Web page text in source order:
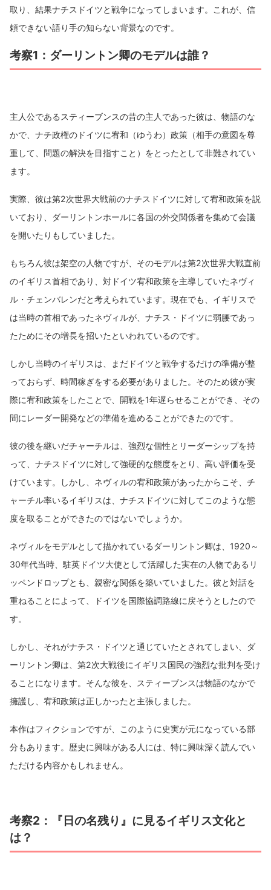
取り、結果ナチスドイツと戦争になってしまいます。これが、信
頼できない語り手の知らない背景なのです。
考察1：ダーリントン卿のモデルは誰？
主人公であるスティーブンスの昔の主人であった彼は、物語のな
かで、ナチ政権のドイツに宥和（ゆうわ）政策（相手の意図を尊
重して、問題の解決を目指すこと）をとったとして非難されてい
ます。
実際、彼は第2次世界大戦前のナチスドイツに対して宥和政策を説
いており、ダーリントンホールに各国の外交関係者を集めて会議
を開いたりもしていました。
もちろん彼は架空の人物ですが、そのモデルは第2次世界大戦直前
のイギリス首相であり、対ドイツ宥和政策を主導していたネヴィ
ル・チェンバレンだと考えられています。現在でも、イギリスで
は当時の首相であったネヴィルが、ナチス・ドイツに弱腰であっ
たためにその増長を招いたといわれているのです。
しかし当時のイギリスは、まだドイツと戦争するだけの準備が整
っておらず、時間稼ぎをする必要がありました。そのため彼が実
際に宥和政策をしたことで、開戦を1年遅らせることができ、その
間にレーダー開発などの準備を進めることができたのです。
彼の後を継いだチャーチルは、強烈な個性とリーダーシップを持
って、ナチスドイツに対して強硬的な態度をとり、高い評価を受
けています。しかし、ネヴィルの宥和政策があったからこそ、チ
ャーチル率いるイギリスは、ナチスドイツに対してこのような態
度を取ることができたのではないでしょうか。
ネヴィルをモデルとして描かれているダーリントン卿は、1920～
30年代当時、駐英ドイツ大使として活躍した実在の人物であるリ
ッペンドロップとも、親密な関係を築いていました。彼と対話を
重ねることによって、ドイツを国際協調路線に戻そうとしたので
す。
しかし、それがナチス・ドイツと通じていたとされてしまい、ダ
ーリントン卿は、第2次大戦後にイギリス国民の強烈な批判を受け
ることになります。そんな彼を、スティーブンスは物語のなかで
擁護し、宥和政策は正しかったと主張しました。
本作はフィクションですが、このように史実が元になっている部
分もあります。歴史に興味がある人には、特に興味深く読んでい
ただける内容かもしれません。
考察2：『日の名残り』に見るイギリス文化と
は？